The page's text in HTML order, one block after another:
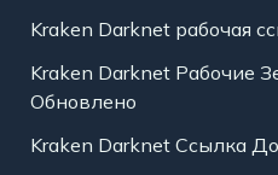
Kraken Darknet рабочая
Kraken Darknet Рабочие
Обновлено
Kraken Darknet Ссылка